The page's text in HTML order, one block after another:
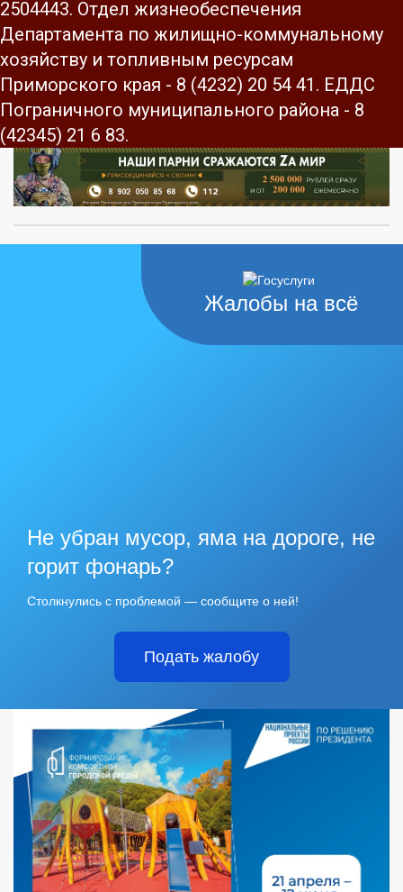
2504443. Отдел жизнеобеспечения
Департамента по жилищно-коммунальному
хозяйству и топливным ресурсам
Приморского края - 8 (4232) 20 54 41. ЕДДС
Пограничного муниципального района - 8
(42345) 21 6 83.
Жалобы на всё
Не убран мусор, яма на дороге, не
горит фонарь?
Столкнулись с проблемой — сообщите о ней!
Подать жалобу